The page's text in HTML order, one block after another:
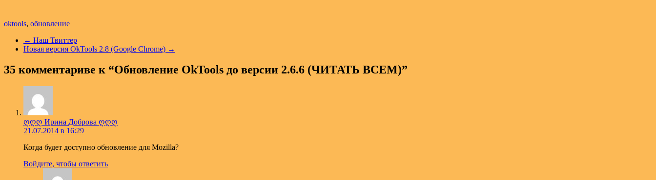
oktools, обновление
← Наш Твиттер
Новая версия OkTools 2.8 (Google Chrome) →
35 комментариве к “Обновление OkTools до версии 2.6.6 (ЧИТАТЬ ВСЕМ)”
ღღღ Ирина Доброва ღღღ
21.07.2014 в 16:29
Когда будет доступно обновление для Mozilla?
Войдите, чтобы ответить